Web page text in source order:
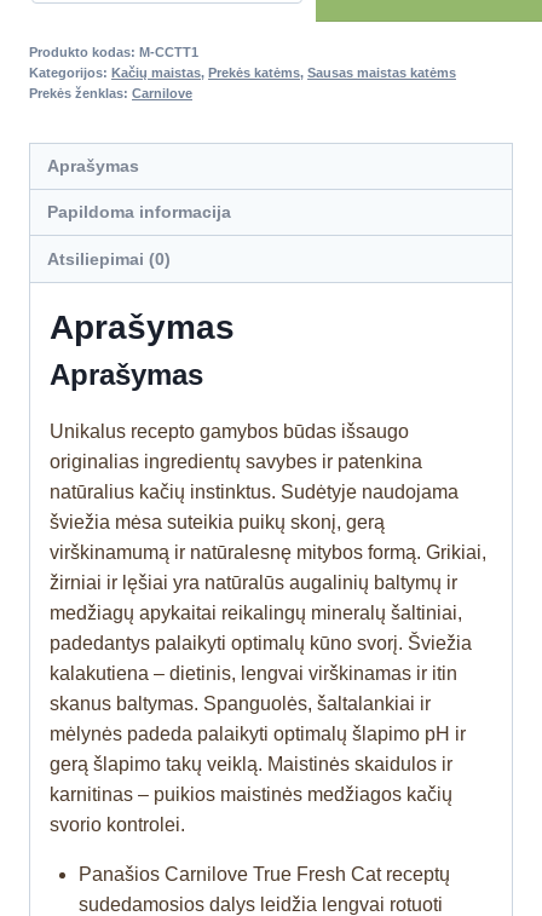
Produkto kodas: M-CCTT1
Kategorijos: Kačių maistas, Prekės katėms, Sausas maistas katėms
Prekės ženklas: Carnilove
Aprašymas
Papildoma informacija
Atsiliepimai (0)
Aprašymas
Aprašymas
Unikalus recepto gamybos būdas išsaugo
originalias ingredientų savybes ir patenkina
natūralius kačių instinktus. Sudėtyje naudojama
šviežia mėsa suteikia puikų skonį, gerą
virškinamumą ir natūralesnę mitybos formą. Grikiai,
žirniai ir lęšiai yra natūralūs augalinių baltymų ir
medžiagų apykaitai reikalingų mineralų šaltiniai,
padedantys palaikyti optimalų kūno svorį. Šviežia
kalakutiena – dietinis, lengvai virškinamas ir itin
skanus baltymas. Spanguolės, šaltalankiai ir
mėlynės padeda palaikyti optimalų šlapimo pH ir
gerą šlapimo takų veiklą. Maistinės skaidulos ir
karnitinas – puikios maistinės medžiagos kačių
svorio kontrolei.
Panašios Carnilove True Fresh Cat receptų
sudedamosios dalys leidžia lengvai rotuoti